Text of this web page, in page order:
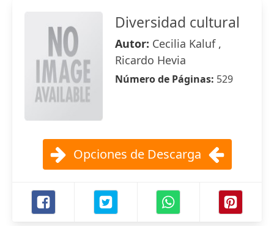
Diversidad cultural
Autor: Cecilia Kaluf ,
Ricardo Hevia
Número de Páginas: 529
Opciones de Descarga